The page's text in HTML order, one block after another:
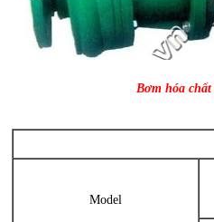
Bơm hóa chất
Model